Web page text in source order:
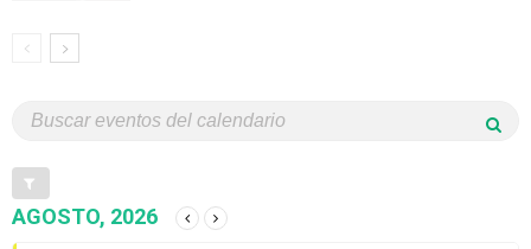
AGOSTO, 2026